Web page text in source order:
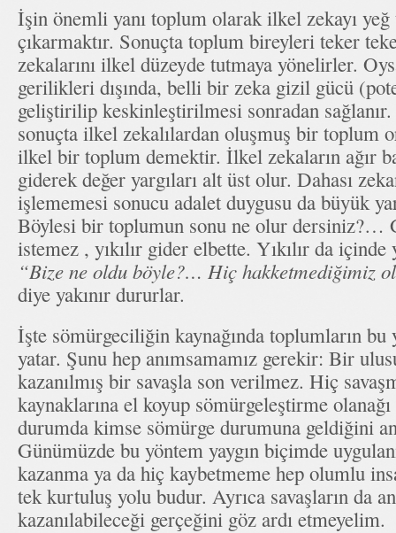
İşin önemli yanı toplum olarak ilkel zekayı
çıkarmaktır. Sonuçta toplum bireyleri teker
zekalarını ilkel düzeyde tutmaya yönelirler.
gerilikleri dışında, belli bir zeka gizil gücü
geliştirilip keskinleştirilmesi sonradan
sonuçta ilkel zekalılardan oluşmuş bir toplum
ilkel bir toplum demektir. İlkel zekaların ağır
giderek değer yargıları alt üst olur. Dahası
işlememesi sonucu adalet duygusu da büyük
Böylesi bir toplumun sonu ne olur dersiniz?…
istemez , yıkılır gider elbette. Yıkılır da içinde
“Bize ne oldu böyle?… Hiç hakketmediğimiz
diye yakınır dururlar.
İşte sömürgeciliğin kaynağında toplumların bu
yatar. Şunu hep anımsamamız gerekir: Bir
kazanılmış bir savaşla son verilmez. Hiç
kaynaklarına el koyup sömürgeleştirme
durumda kimse sömürge durumuna geldiğini
Günümüzde bu yöntem yaygın biçimde
kazanma ya da hiç kaybetmeme hep olumlu
tek kurtuluş yolu budur. Ayrıca savaşların da
kazanılabileceği gerçeğini göz ardı etmeyelim.